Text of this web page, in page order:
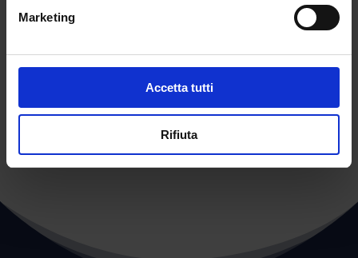
Marketing
Accetta tutti
Rifiuta
I posti attivabili sono stati infatti recensiti al 31
POST PRECEDENTE POST SUCCESSIVO